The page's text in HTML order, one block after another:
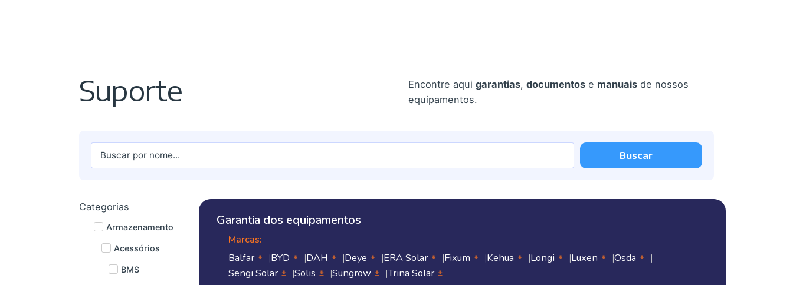
Suporte Encontre aqui garantias, documentose manuaisde nossos
equipamentos.
Buscar
Categorias
Armazenamento
Acessórios
BMS
Garantia dos equipamentos
Marcas:
Balfar BYD DAH Deye ERA Solar Fixum Kehua Longi Luxen
Osda
Sengi Solar
Solis Sungrow Trina Solar